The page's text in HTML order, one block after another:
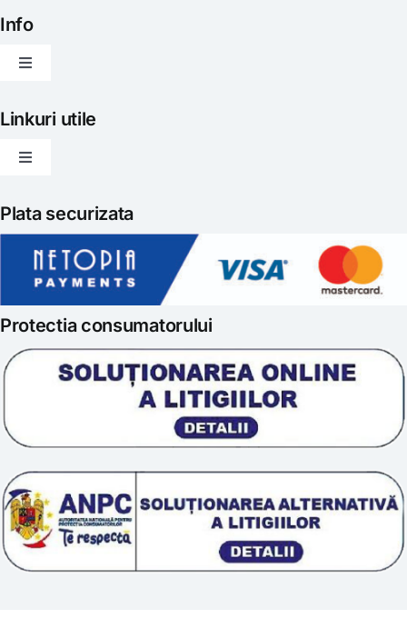
Info
Toggle
Articole
Gatit creativ
Iubim fructele
Scoala „Sanatate 5D”
Tratamente naturale
Linkuri utile
Toggle
Politica de livrare
Politica de retur
Prelucrarea datelor
Termeni si conditii
Politica cookie
Plata securizata
Protectia consumatorului